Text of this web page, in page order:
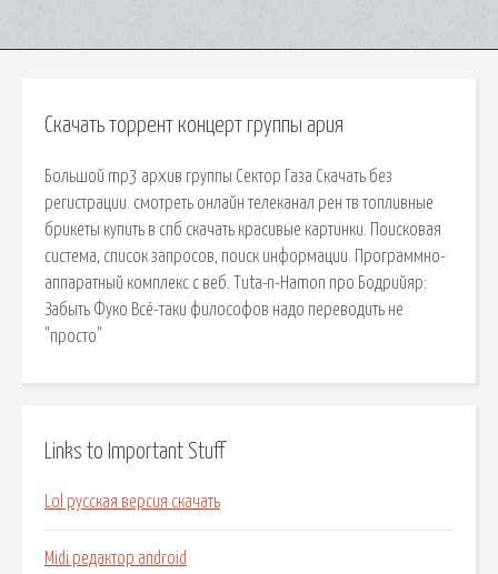
Скачать торрент концерт группы ария
Большой mp3 архив группы Сектор Газа Скачать без
регистрации. смотреть онлайн телеканал рен тв топливные
брикеты купить в спб скачать красивые картинки. Поисковая
сиcтема, список запросов, поиск информации. Программно-
аппаратный комплекс с веб. Tuta-n-Hamon про Бодрийяр:
Забыть Фуко Всё-таки философов надо переводить не
"просто"
Links to Important Stuff
Lol русская версия скачать
Midi редактор android